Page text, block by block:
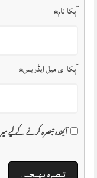
آپکا نام*
آپکا ای میل ایڈریس*
آئیندہ تبصرہ کرنے کے